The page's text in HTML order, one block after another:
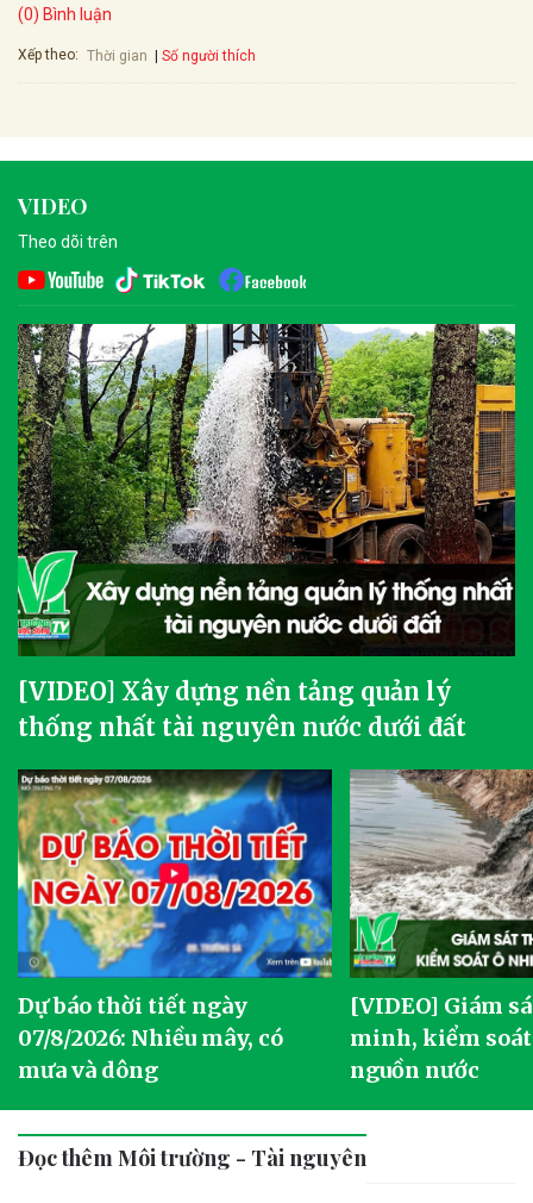
(0) Bình luận
Xếp theo: Thời gian Số người thích
VIDEO
Theo dõi trên
[VIDEO] Xây dựng nền tảng quản lý
thống nhất tài nguyên nước dưới đất
Dự báo thời tiết ngày
07/8/2026: Nhiều mây, có
mưa và dông
[VIDEO] Giám
minh, kiểm
nguồn nước
Đọc thêm Môi trường - Tài nguyên